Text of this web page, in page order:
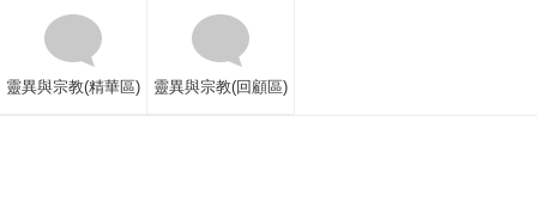
靈異與宗教(精華區) 靈異與宗教(回顧區)